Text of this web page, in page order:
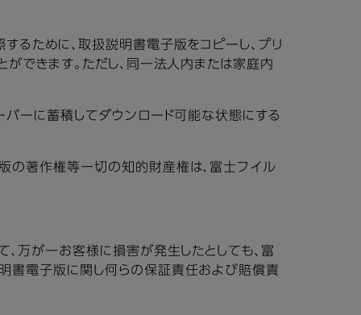
るために、取扱説明書電子版をコピーし、プリ
できます。ただし、同一法人内または家庭内
バーに蓄積してダウンロード可能な状態にする
の著作権等一切の知的財産権は、富士フイル
万が一お客様に損害が発生したとしても、富
書電子版に関し何らの保証責任および賠償責